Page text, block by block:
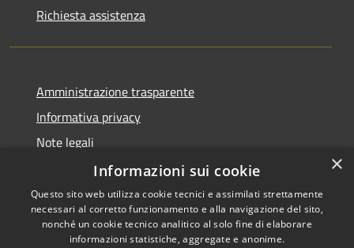
Richiesta assistenza
Amministrazione trasparente
Informativa privacy
Note legali
Dichiarazione di accessibilità
×
Informazioni sui cookie
Questo sito web utilizza cookie tecnici e assimilati strettamente
necessari al corretto funzionamento e alla navigazione del sito,
nonché un cookie tecnico analitico al solo fine di elaborare
informazioni statistiche, aggregate e anonime.